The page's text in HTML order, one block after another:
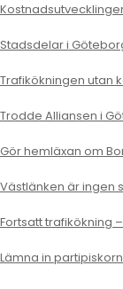
Stadsdelar i
Trafikökningen utan
Trodde Alliansen i
Gör hemläxan om
Västlänken är ingen
Fortsatt trafikökning
Lämna in